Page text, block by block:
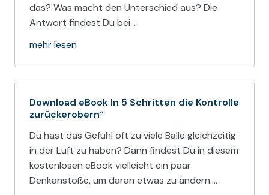
das? Was macht den Unterschied aus? Die
Antwort findest Du bei…
mehr lesen
Download eBook In 5 Schritten die Kontrolle
zurückerobern“
Du hast das Gefühl oft zu viele Bälle gleichzeitig
in der Luft zu haben? Dann findest Du in diesem
kostenlosen eBook vielleicht ein paar
Denkanstöße, um daran etwas zu ändern.…